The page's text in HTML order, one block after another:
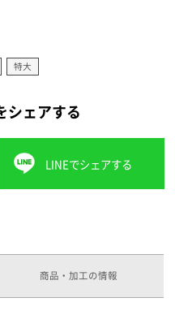
特大
シェアする
LINEでシェアする
商品・加工の情報